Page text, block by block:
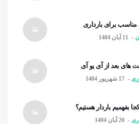
مناسب برای بارداری
11 آبان 1404
های بعد از آی یو آی
17 شهریور 1404
بفهمیم باردار هستیم؟
20 آبان 1404